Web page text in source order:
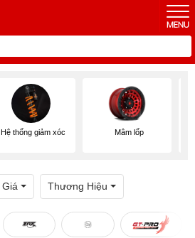
Hệ thống giảm xóc Mâm lốp
Giá Thương Hiệu